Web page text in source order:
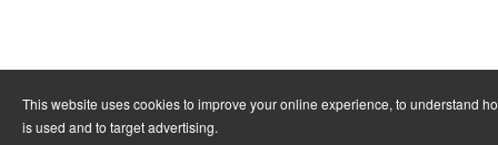
This website uses cookies to improve your online experience, to understand
is used and to target advertising.